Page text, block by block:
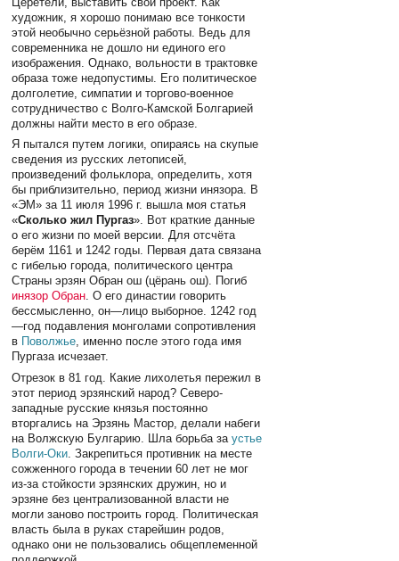
художник, я хорошо понимаю все тонкости
этой необычно серьёзной работы. Ведь для
современника не дошло ни единого его
изображения. Однако, вольности в трактовке
образа тоже недопустимы. Его политическое
долголетие, симпатии и торгово-военное
сотрудничество с Волго-Камской Болгарией
должны найти место в его образе.
Я пытался путем логики, опираясь на скупые
сведения из русских летописей,
произведений фольклора, определить, хотя
бы приблизительно, период жизни инязора. В
«ЭМ» за 11 июля 1996 г. вышла моя статья
«Сколько жил Пургаз». Вот краткие данные
о его жизни по моей версии. Для отсчёта
берём 1161 и 1242 годы. Первая дата связана
с гибелью города, политического центра
Страны эрзян Обран ош (цёрань ош). Погиб
инязор Обран. О его династии говорить
бессмысленно, он—лицо выборное. 1242 год
—год подавления монголами сопротивления
в Поволжье, именно после этого года имя
Пургаза исчезает.
Отрезок в 81 год. Какие лихолетья пережил в
этот период эрзянский народ? Северо-
западные русские князья постоянно
вторгались на Эрзянь Мастор, делали набеги
на Волжскую Булгарию. Шла борьба заустье
Волги-Оки . Закрепиться противник на месте
сожженного города в течении 60 лет не мог
из-за стойкости эрзянских дружин, но и
эрзяне без централизованной власти не
могли заново построить город. Политическая
власть была в руках старейшин родов,
однако они не пользовались общеплеменной